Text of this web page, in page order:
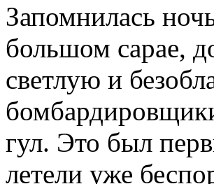
Запомнилась
большом сарае,
светлую и
гул. Это был
летели уже